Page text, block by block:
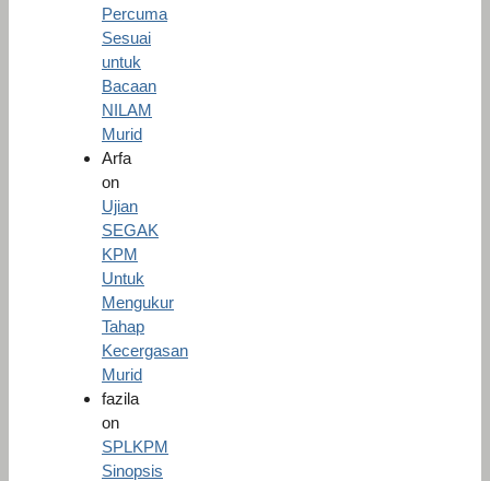
Percuma
Sesuai
untuk
Bacaan
NILAM
Murid
Arfa
on
Ujian
SEGAK
KPM
Untuk
Mengukur
Tahap
Kecergasan
Murid
fazila
on
SPLKPM
Sinopsis